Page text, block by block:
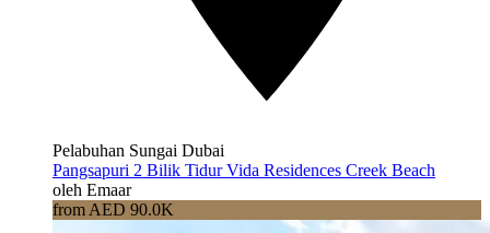
Pelabuhan Sungai Dubai
Pangsapuri 2 Bilik Tidur Vida Residences Creek Beach
oleh Emaar
from AED 90.0K